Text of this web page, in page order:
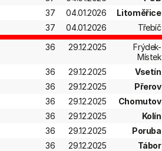
37
04.01.2026 Litoměřice
37
04.01.2026 Třebíč
36
29.12.2025
Frýdek-
Místek
36 29.12.2025 Vsetín
36
29.12.2025 Přerov
36
29.12.2025 Chomutov
36
29.12.2025 Kolín
36
29.12.2025 Poruba
36
29.12.2025 Tábor